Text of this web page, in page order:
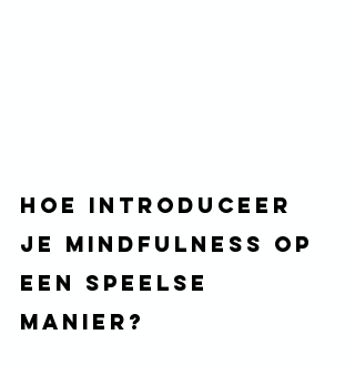
Hoe introduceer
je mindfulness op
een speelse
manier?